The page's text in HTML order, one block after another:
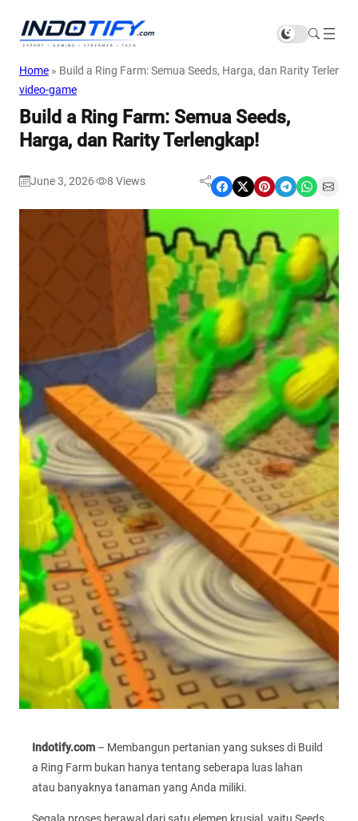
Home » Build a Ring Farm: Semua Seeds, Harga, dan Rarity
video-game
Build a Ring Farm: Semua Seeds,
Harga, dan Rarity Terlengkap!
June 3, 2026 8 Views Share on Facebook Share on X Share on Pinterest Share on Telegram Share on WhatsApp Share on Email
Indotify.com – Membangun pertanian yang sukses di Build
a Ring Farm bukan hanya tentang seberapa luas lahan
atau banyaknya tanaman yang Anda miliki.